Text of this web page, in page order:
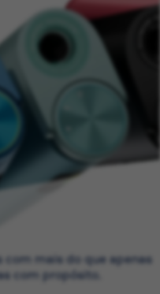
com mais do que apenas
com propósito.